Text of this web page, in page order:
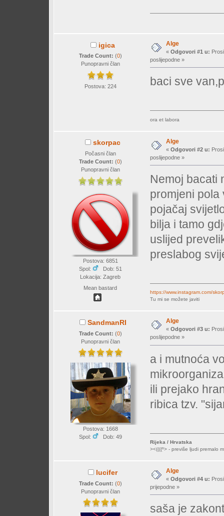
igica
Trade Count: (0)
Punopravni član
Postova: 224
Alge
« Odgovori #1 u:
poslijepodne »
baci sve
ora et labora
skorpac
Počasni član
Trade Count: (0)
Punopravni član
Postova: 6851
Spol:
Dob: 51
Lokacija: Zagreb
Mean bastard
Alge
« Odgovori #2 u:
poslijepodne »
Nemoj bacati
promjeni pola
pojačaj
bilja i tamo
uslijed
preslabog
https://www.instagram.com/
Tu mi se možete javiti
SandmanRI
Trade Count: (0)
Punopravni član
Postova: 1668
Spol:
Dob: 49
Alge
« Odgovori #3 u:
poslijepodne »
a i mutnoća
ili prejako
ribica tzv.
Rijeka / Hrvatska
><((((º> - previše ljudi premalo
lucifer
Trade Count: (0)
Punopravni član
Alge
« Odgovori #4 u:
prijepodne »
saša je zakon